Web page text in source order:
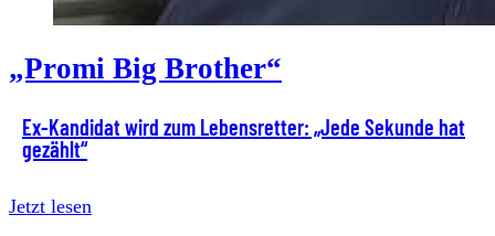
„Promi Big Brother“
Ex-Kandidat wird zum Lebensretter: „Jede Sekunde hat
gezählt“
Jetzt lesen